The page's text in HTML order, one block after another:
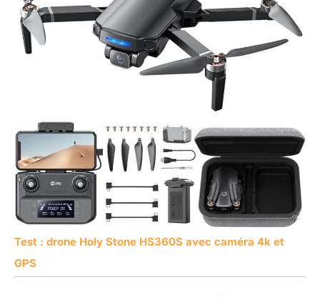
Test : drone Holy Stone HS360S avec caméra 4k et
GPS